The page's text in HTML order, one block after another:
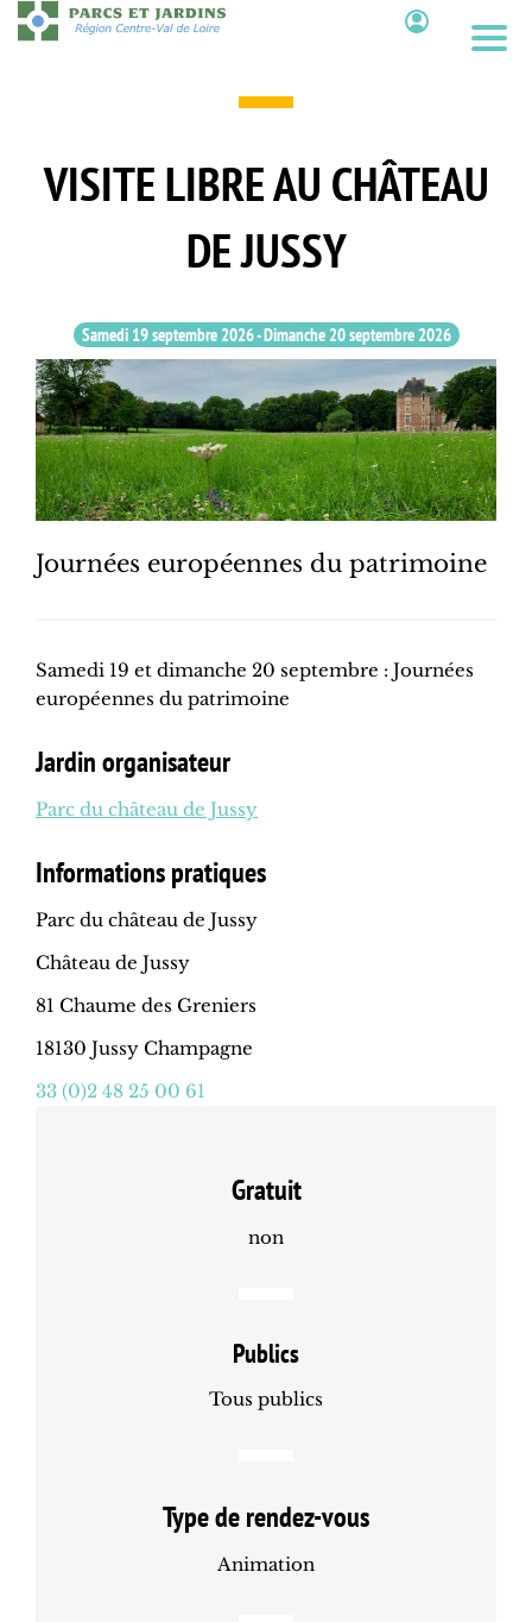
Aller
au
VISITE LIBRE AU CHÂTEAU
DE JUSSY
Samedi 19 septembre 2026-Dimanche 20 septembre 2026
Journées européennes du patrimoine
Samedi 19 et dimanche 20 septembre : Journées
européennes du patrimoine
Jardin organisateur
Parc du château de Jussy
Informations pratiques
Parc du château de Jussy
Château de Jussy
81 Chaume des Greniers
18130 Jussy Champagne
33 (0)2 48 25 00 61
Gratuit
non
Publics
Tous publics
Type de rendez-vous
Animation